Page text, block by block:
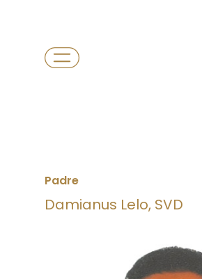
Padre
Damianus Lelo, SVD